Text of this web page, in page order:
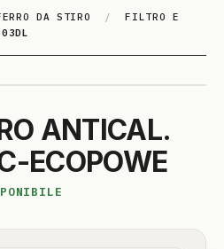
DA STIRO /
FILTRO E
ANTICAL.
ECOPOWE